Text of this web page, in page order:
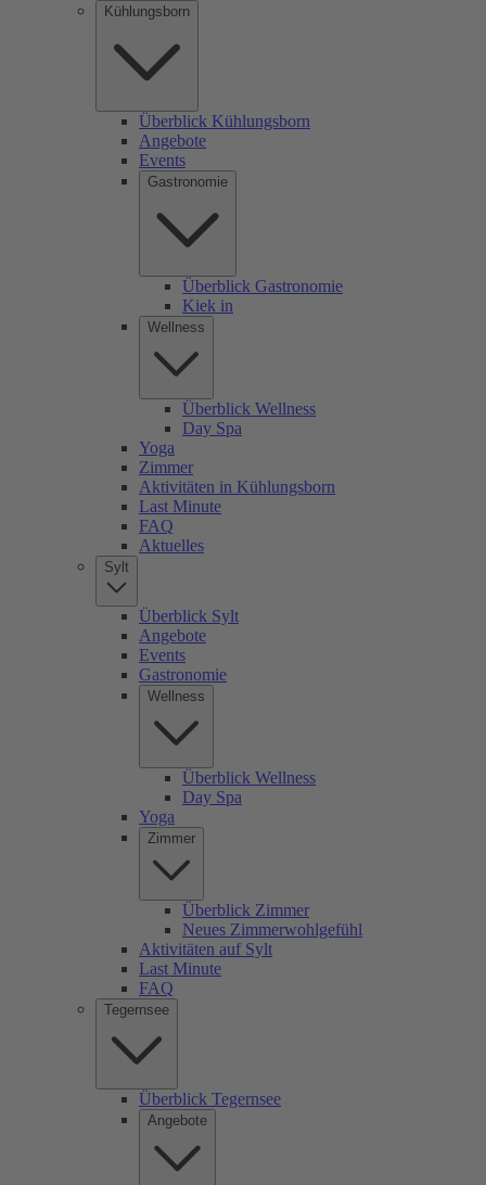
Kühlungsborn
Überblick Kühlungsborn
Angebote
Events
Gastronomie
Überblick Gastronomie
Kiek in
Wellness
Überblick Wellness
Day Spa
Yoga
Zimmer
Aktivitäten in Kühlungsborn
Last Minute
FAQ
Aktuelles
Sylt
Überblick Sylt
Angebote
Events
Gastronomie
Wellness
Überblick Wellness
Day Spa
Yoga
Zimmer
Überblick Zimmer
Neues Zimmerwohlgefühl
Aktivitäten auf Sylt
Last Minute
FAQ
Tegernsee
Überblick Tegernsee
Angebote